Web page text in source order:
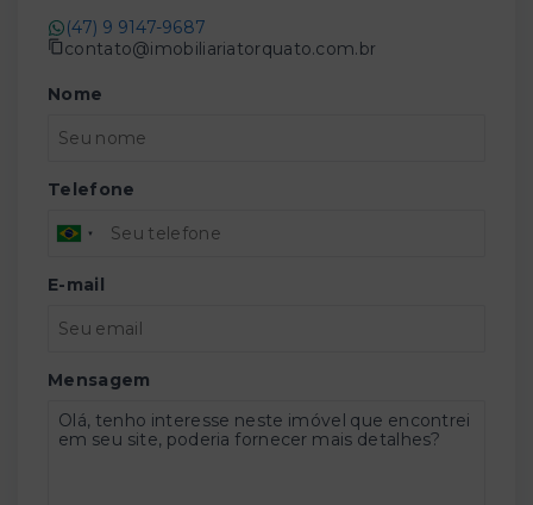
(47) 9 9147-9687
contato@imobiliariatorquato.com.br
Nome
Telefone
E-mail
Mensagem